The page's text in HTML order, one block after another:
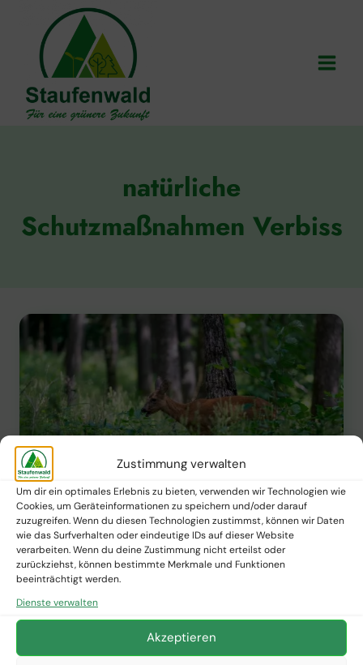
Zustimmung verwalten
Um dir ein optimales Erlebnis zu bieten, verwenden wir Technologien wie
Cookies, um Geräteinformationen zu speichern und/oder darauf
zuzugreifen. Wenn du diesen Technologien zustimmst, können wir Daten
wie das Surfverhalten oder eindeutige IDs auf dieser Website
verarbeiten. Wenn du deine Zustimmung nicht erteilst oder
zurückziehst, können bestimmte Merkmale und Funktionen
beeinträchtigt werden.
Dienste verwalten
Akzeptieren
springen
natürliche
Schutzmaßnahmen Verbiss
PFLANZNEWS
Wie schützt man junge Bäume
vor Rehwild?
VonStaufenwald Presse 9. Februar 2025